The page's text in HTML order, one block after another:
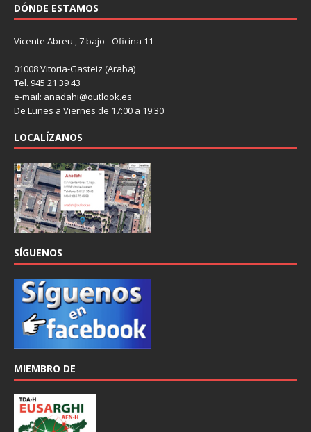
DÓNDE ESTAMOS
Vicente Abreu , 7 bajo - Oficina 11
01008 Vitoria-Gasteiz (Araba)
Tel. 945 21 39 43
e-mail: anadahi@outlook.es
De Lunes a Viernes de 17:00 a 19:30
LOCALÍZANOS
SÍGUENOS
MIEMBRO DE